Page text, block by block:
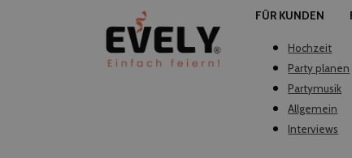
FÜR KUNDEN
Hochzeit
Party planen
Partymusik
Allgemein
Interviews